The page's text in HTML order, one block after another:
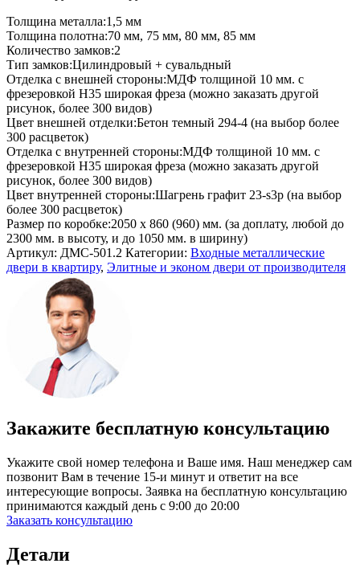
Толщина металла:1,5 мм
Толщина полотна:70 мм, 75 мм, 80 мм, 85 мм
Количество замков:2
Тип замков:Цилиндровый + сувальдный
Отделка с внешней стороны:МДФ толщиной 10 мм. с
фрезеровкой H35 широкая фреза (можно заказать другой
рисунок, более 300 видов)
Цвет внешней отделки:Бетон темный 294-4 (на выбор более
300 расцветок)
Отделка с внутренней стороны:МДФ толщиной 10 мм. с
фрезеровкой H35 широкая фреза (можно заказать другой
рисунок, более 300 видов)
Цвет внутренней стороны:Шагрень графит 23-s3p (на выбор
более 300 расцветок)
Размер по коробке:2050 х 860 (960) мм. (за доплату, любой до
2300 мм. в высоту, и до 1050 мм. в ширину)
Артикул: ДМС-501.2 Категории: Входные металлические
двери в квартиру, Элитные и эконом двери от производителя
Закажите бесплатную консультацию
Укажите свой номер телефона и Ваше имя. Наш менеджер сам
позвонит Вам в течение 15-и минут и ответит на все
интересующие вопросы. Заявка на бесплатную консультацию
принимаются каждый день с 9:00 до 20:00
Заказать консультацию
Детали